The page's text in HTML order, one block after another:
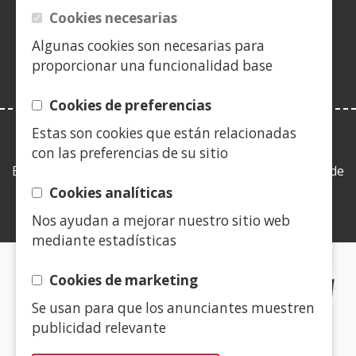
Cookies necesarias
Algunas cookies son necesarias para
proporcionar una funcionalidad base
Cookies de preferencias
Estas son cookies que están relacionadas
con las preferencias de su sitio
Cookies analíticas
Nos ayudan a mejorar nuestro sitio web
mediante estadísticas
Cookies de marketing
Se usan para que los anunciantes muestren
publicidad relevante
LEY DE TRANSPARENCIA
Esta web se ajusta a lo establecido en la Ley 19/2013, de
9 de diciembre, de transparencia, acceso a la
CERTIFICADOS DE CALIDAD